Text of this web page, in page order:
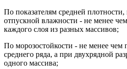
По показателям средней
отпускной влажности - не менее
каждого слоя из разных массивов;
По морозостойкости - не менее чем
среднего ряда, а при двухрядной
одного массива;